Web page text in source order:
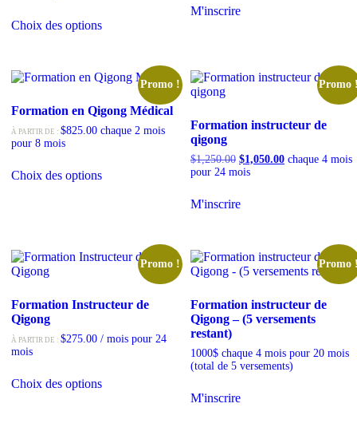
Choix des options
M'inscrire
Promo !
Formation en Qigong Médical
À PARTIR DE :$825.00 chaque 2 mois
pour 8 mois
Choix des options
Promo
Formation instructeur de
qigong
$1,250.00 $1,050.00 chaque 4 mois
pour 24 mois
M'inscrire
Promo !
Formation Instructeur de
Qigong
À PARTIR DE :$275.00 / mois pour 24
mois
Choix des options
Promo
Formation instructeur de
Qigong – (5 versements
restant)
1000$ chaque 4 mois pour 20 mois
(total de 5 versements)
M'inscrire